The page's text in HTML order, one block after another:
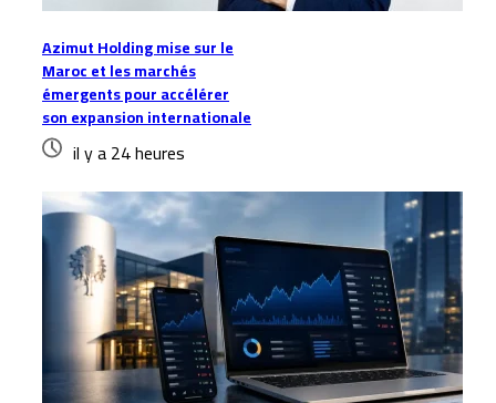
Azimut Holding mise sur le
Maroc et les marchés
émergents pour accélérer
son expansion internationale
il y a 24 heures